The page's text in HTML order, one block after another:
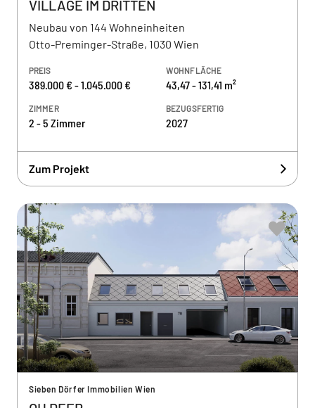
VILLAGE IM DRITTEN
Neubau von 144 Wohneinheiten
Otto-Preminger-Straße, 1030 Wien
PREIS
389.000 € - 1.045.000 €
WOHNFLÄCHE
43,47 - 131,41 m²
ZIMMER
2 - 5 Zimmer
BEZUGSFERTIG
2027
Zum Projekt
Sieben Dörfer Immobilien Wien